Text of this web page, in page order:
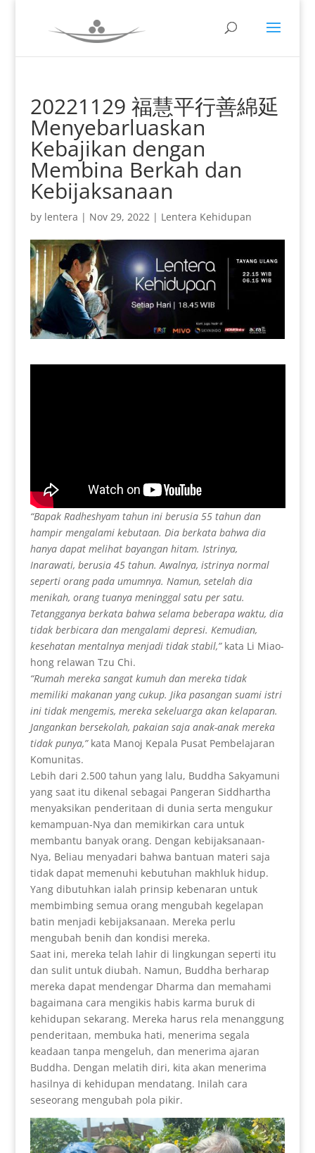
20221129 福慧平行善綿延
Menyebarluaskan
Kebajikan dengan
Membina Berkah dan
Kebijaksanaan
by lentera | Nov 29, 2022| Lentera Kehidupan
“Bapak Radheshyam tahun ini berusia 55 tahun dan
hampir mengalami kebutaan. Dia berkata bahwa dia
hanya dapat melihat bayangan hitam. Istrinya,
Inarawati, berusia 45 tahun. Awalnya, istrinya normal
seperti orang pada umumnya. Namun, setelah dia
menikah, orang tuanya meninggal satu per satu.
Tetangganya berkata bahwa selama beberapa waktu, dia
tidak berbicara dan mengalami depresi. Kemudian,
kesehatan mentalnya menjadi tidak stabil,”kata Li Miao-
hong relawan Tzu Chi.
“Rumah mereka sangat kumuh dan mereka tidak
memiliki makanan yang cukup. Jika pasangan suami istri
ini tidak mengemis, mereka sekeluarga akan kelaparan.
Jangankan bersekolah, pakaian saja anak-anak mereka
tidak punya,” kata Manoj Kepala Pusat Pembelajaran
Komunitas.
Lebih dari 2.500 tahun yang lalu, Buddha Sakyamuni
yang saat itu dikenal sebagai Pangeran Siddhartha
menyaksikan penderitaan di dunia serta mengukur
kemampuan-Nya dan memikirkan cara untuk
membantu banyak orang. Dengan kebijaksanaan-
Nya, Beliau menyadari bahwa bantuan materi saja
tidak dapat memenuhi kebutuhan makhluk hidup.
Yang dibutuhkan ialah prinsip kebenaran untuk
membimbing semua orang mengubah kegelapan
batin menjadi kebijaksanaan. Mereka perlu
mengubah benih dan kondisi mereka.
Saat ini, mereka telah lahir di lingkungan seperti itu
dan sulit untuk diubah. Namun, Buddha berharap
mereka dapat mendengar Dharma dan memahami
bagaimana cara mengikis habis karma buruk di
kehidupan sekarang. Mereka harus rela menanggung
penderitaan, membuka hati, menerima segala
keadaan tanpa mengeluh, dan menerima ajaran
Buddha. Dengan melatih diri, kita akan menerima
hasilnya di kehidupan mendatang. Inilah cara
seseorang mengubah pola pikir.